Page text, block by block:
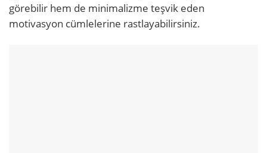
görebilir hem de minimalizme teşvik eden
motivasyon cümlelerine rastlayabilirsiniz.